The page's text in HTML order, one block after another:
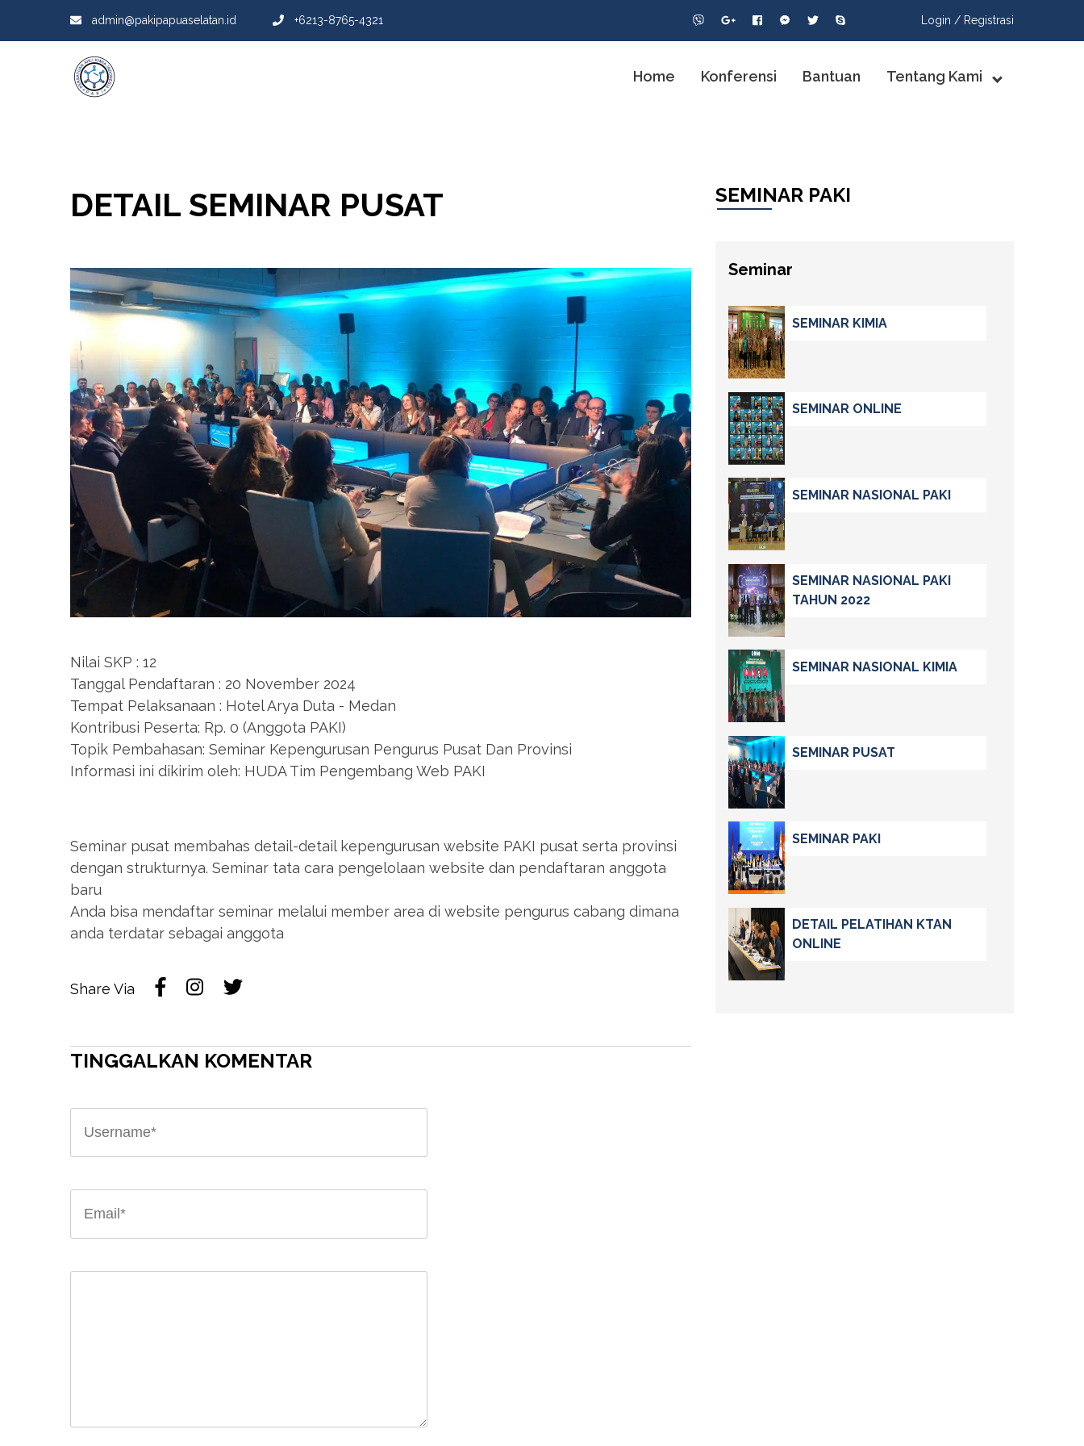
admin@pakipapuaselatan.id +6213-8765-4321 Login / Registrasi
Home Konferensi Bantuan Tentang Kami
DETAIL SEMINAR PUSAT
Nilai SKP : 12
Tanggal Pendaftaran : 20 November 2024
Tempat Pelaksanaan : Hotel Arya Duta - Medan
Kontribusi Peserta: Rp. 0 (Anggota PAKI)
Topik Pembahasan: Seminar Kepengurusan Pengurus Pusat Dan Provinsi
Informasi ini dikirim oleh: HUDA Tim Pengembang Web PAKI
Seminar pusat membahas detail-detail kepengurusan website PAKI pusat serta provinsi
dengan strukturnya. Seminar tata cara pengelolaan website dan pendaftaran anggota
baru
Anda bisa mendaftar seminar melalui member area di website pengurus cabang dimana
anda terdatar sebagai anggota
Share Via
SEMINAR PAKI
Seminar
SEMINAR KIMIA
SEMINAR ONLINE
SEMINAR NASIONAL PAKI
SEMINAR NASIONAL PAKI
TAHUN 2022
SEMINAR NASIONAL KIMIA
SEMINAR PUSAT
SEMINAR PAKI
DETAIL PELATIHAN KTAN
ONLINE
TINGGALKAN KOMENTAR